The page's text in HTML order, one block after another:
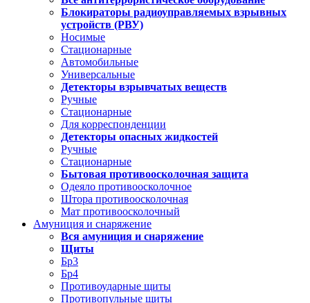
Блокираторы радиоуправляемых взрывных
устройств (РВУ)
Носимые
Стационарные
Автомобильные
Универсальные
Детекторы взрывчатых веществ
Ручные
Стационарные
Для корреспонденции
Детекторы опасных жидкостей
Ручные
Стационарные
Бытовая противоосколочная защита
Одеяло противоосколочное
Штора противоосколочная
Мат противоосколочный
Амуниция и снаряжение
Вся амуниция и снаряжение
Щиты
Бр3
Бр4
Противоударные щиты
Противопульные щиты